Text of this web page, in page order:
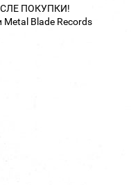
ПОКУПКИ!
Metal Blade Records